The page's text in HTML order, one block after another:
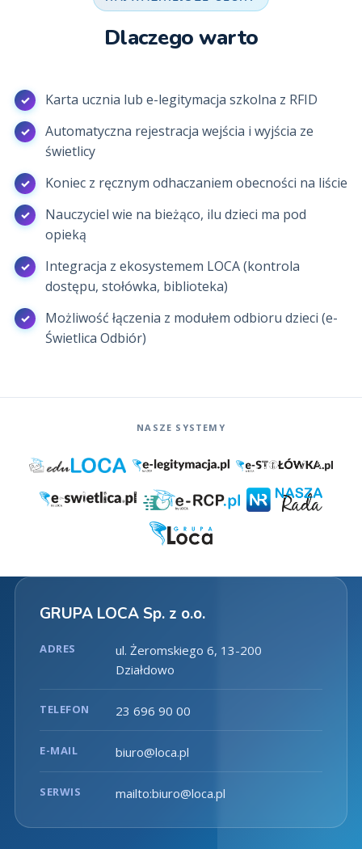
Dlaczego warto
Karta ucznia lub e-legitymacja szkolna z RFID
Automatyczna rejestracja wejścia i wyjścia ze
świetlicy
Koniec z ręcznym odhaczaniem obecności na liście
Nauczyciel wie na bieżąco, ilu dzieci ma pod
opieką
Integracja z ekosystemem LOCA (kontrola
dostępu, stołówka, biblioteka)
Możliwość łączenia z modułem odbioru dzieci (e-
Świetlica Odbiór)
NASZE SYSTEMY
GRUPA LOCA Sp. z o.o.
ADRES
ul. Żeromskiego 6, 13-200
Działdowo
TELEFON 23 696 90 00
E-MAIL biuro@loca.pl
SERWIS mailto:biuro@loca.pl